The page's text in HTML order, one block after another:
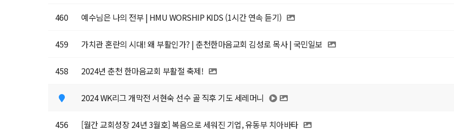
460 예수님은 나의 전부 | HMU WORSHIP KIDS (1시간 연속 듣기)
459 가치관 혼란의 시대! 왜 부활인가? | 춘천한마음교회 김성로 목사 | 국민일보
458 2024년 춘천 한마음교회 부활절 축제!
2024 WK리그 개막전 서현숙 선수 골 직후 기도 세레머니
456 [월간 교회성장 24년 3월호] 복음으로 세워진 기업, 유동부 치아바타